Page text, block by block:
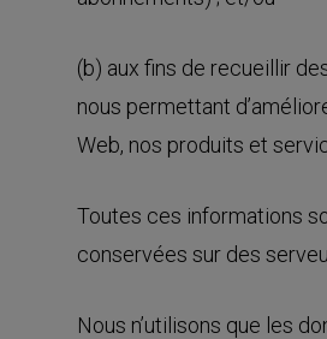
(b) aux fins de recueillir
nous permettant
Web, nos produits et
Toutes ces informations
conservées sur des
Nous n’utilisons que les